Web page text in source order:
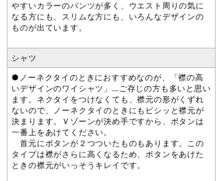
やすいカラーのパンツが多く、ウエスト周りの気に
なる方にも、スリムな方にも、いろんなデザインの
ものが出ています。
シャツ
●ノーネクタイのときにおすすめなのが、「襟の高
いデザインのワイシャツ」…ご存じの方も多いと思い
ます。ネクタイをつけなくても、襟元の形がくずれ
ないので、ノーネクタイのときにもピシッと襟元が
決まります。Ｖゾーンが決め手ですから、ボタンは
一番上をあけてください。
首元にボタンが２つついたものもあります。この
タイプは襟がさらに高くなるため、ボタンをあけた
ときの襟元がいっそうキレイです。